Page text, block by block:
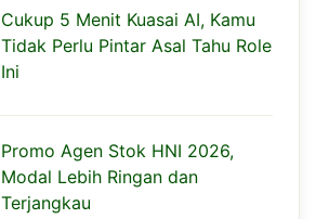
Cukup 5 Menit Kuasai AI, Kamu
Tidak Perlu Pintar Asal Tahu Role
Ini
Promo Agen Stok HNI 2026,
Modal Lebih Ringan dan
Terjangkau